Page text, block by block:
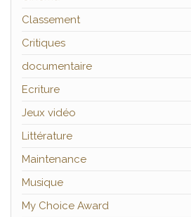
Classement
Critiques
documentaire
Ecriture
Jeux vidéo
Littérature
Maintenance
Musique
My Choice Award